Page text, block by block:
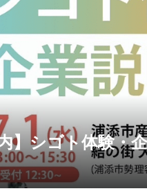
】シゴト体験・